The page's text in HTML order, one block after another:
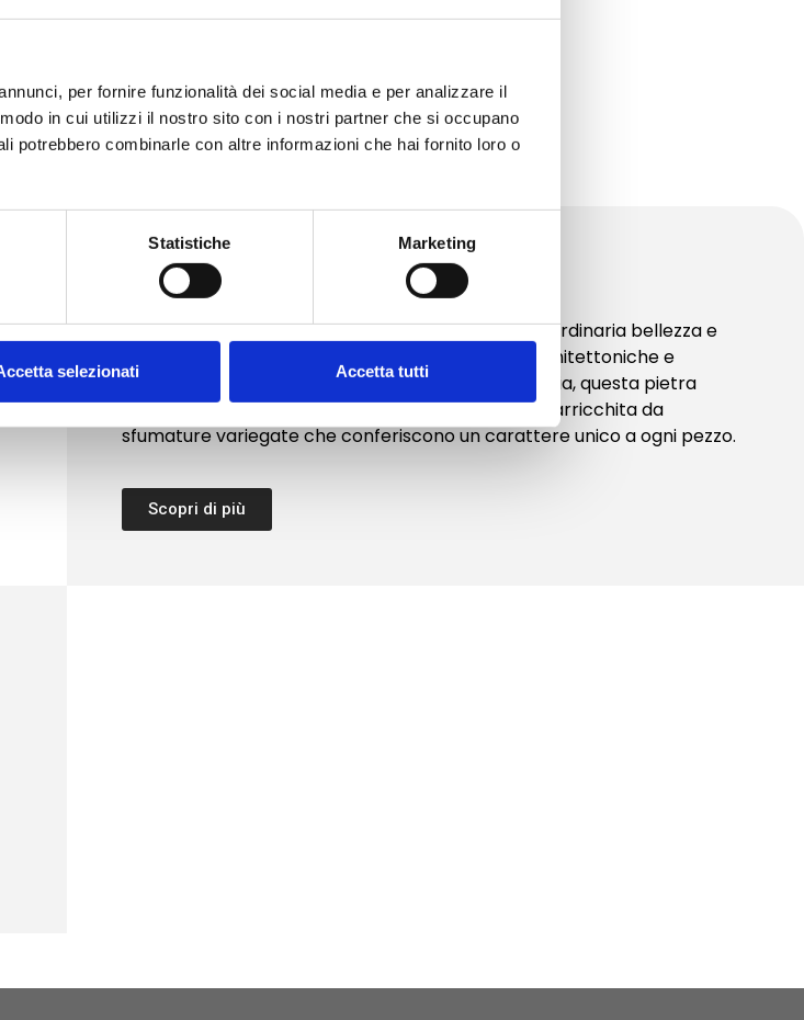
per fornire funzionalità dei social media e per analizzare il
in cui utilizzi il nostro sito con i nostri partner che si occupano
potrebbero combinarle con altre informazioni che hai fornito loro o
Statistiche Marketing
selezionati Accetta tutti
Finiture
La pietra di Grisolia è un materiale naturale di straordinaria bellezza e
versatilità, ampiamente utilizzato nelle finiture architettoniche e
decorative. Originaria della località omonima in Italia, questa pietra
sedimentaria si distingue per la sua tonalità grigia, arricchita da
sfumature variegate che conferiscono un carattere unico a ogni pezzo.
Scopri di più